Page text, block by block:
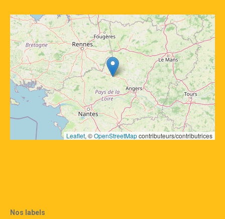
Leaflet, © OpenStreetMap contributeurs/contributrices
Nos labels